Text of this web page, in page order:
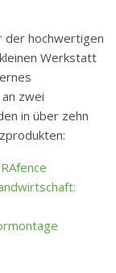
der hochwertigen
Werkstatt
zwei
in über zehn